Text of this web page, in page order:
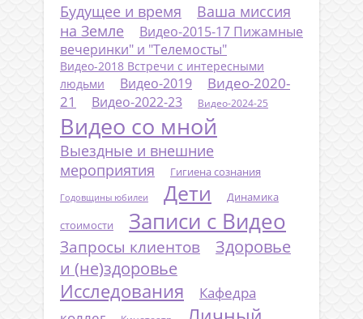
Будущее и время
Ваша миссия
на Земле
Видео-2015-17 Пижамные
вечеринки" и "Телемосты"
Видео-2018 Встречи с интересными
людьми
Видео-2019
Видео-2020-
21
Видео-2022-23 Видео-2024-25
Видео со мной
Выездные и внешние
мероприятия
Гигиена сознания
Годовщины юбилеи Дети
Динамика
стоимости
Записи с Видео
Запросы клиентов
Здоровье
и (не)здоровье
Исследования
Кафедра